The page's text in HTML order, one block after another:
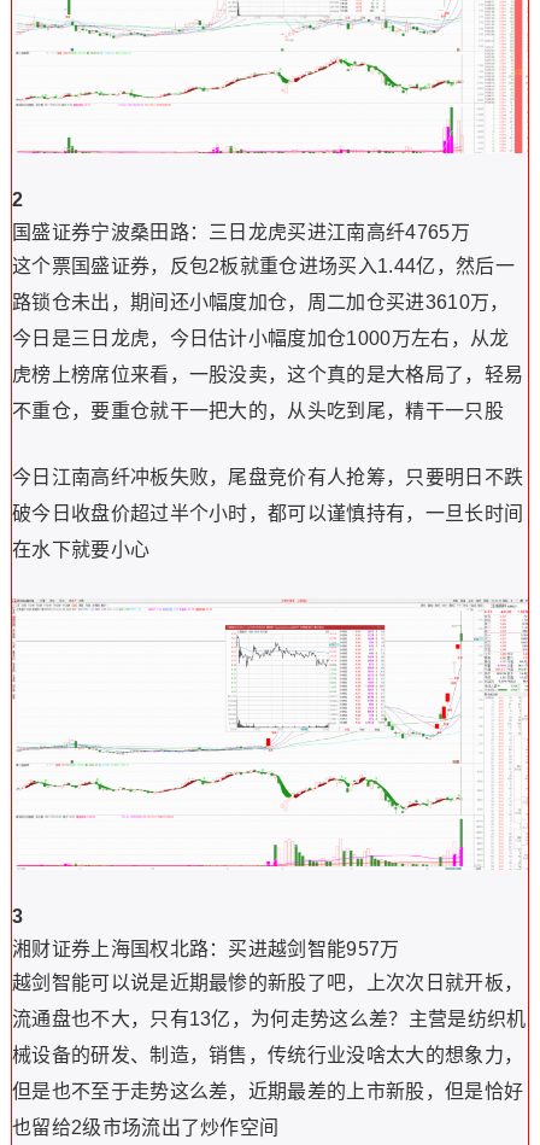
2
国盛证券宁波桑田路：
三日龙虎买进江南高纤4765万
这个票国盛证券，反包2板就重仓进场买入1.44亿，然后一
路锁仓未出，期间还小幅度加仓，周二加仓买进3610万，
今日是三日龙虎，今日估计小幅度加仓1000万左右，从龙
虎榜上榜席位来看，一股没卖，这个真的是大格局了，轻易
不重仓，要重仓就干一把大的，从头吃到尾，精干一只股
今日江南高纤冲板失败，尾盘竞价有人抢筹，只要明日不跌
破今日收盘价超过半个小时，都可以谨慎持有，一旦长时间
在水下就要小心
3
湘财证券上海国权北路： 买进越剑智能957万
越剑智能可以说是近期最惨的新股了吧，上次次日就开板，
流通盘也不大，只有13亿，为何走势这么差？主营是纺织机
械设备的研发、制造，销售，传统行业没啥太大的想象力，
但是也不至于走势这么差，近期最差的上市新股，但是恰好
也留给2级市场流出了炒作空间